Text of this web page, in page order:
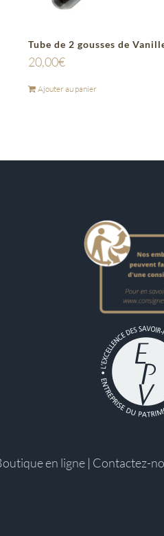
Tube de 2 gousses de
20,00€
Ajouter au panier
en ligne | Contactez-